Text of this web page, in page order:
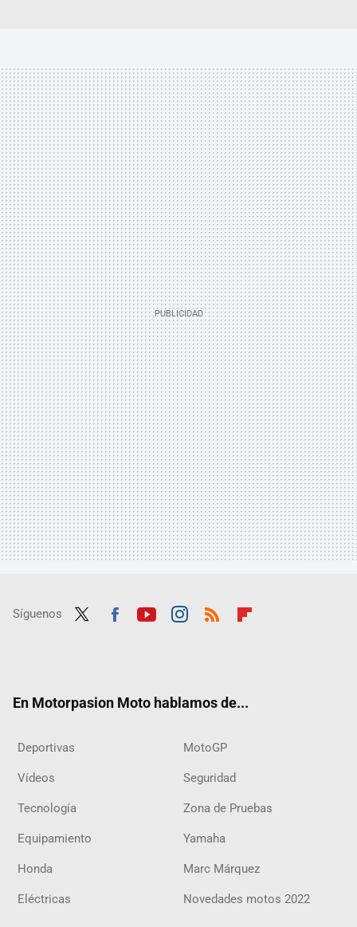
Síguenos
En Motorpasion Moto hablamos de...
Deportivas MotoGP
Vídeos Seguridad
Tecnología Zona de Pruebas
Equipamiento Yamaha
Honda Marc Márquez
Eléctricas Novedades motos 2022